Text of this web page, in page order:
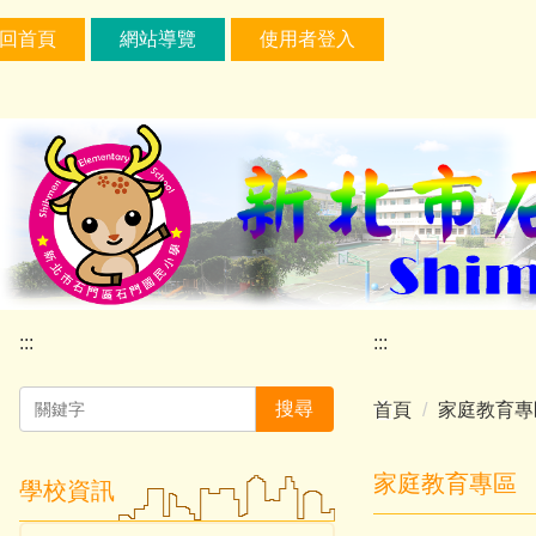
跳
到
內
塊
:::
回首頁 網站導覽 使用者登入
:::
搜尋
學校資訊
:::
首頁 家庭教育
家庭教育專區